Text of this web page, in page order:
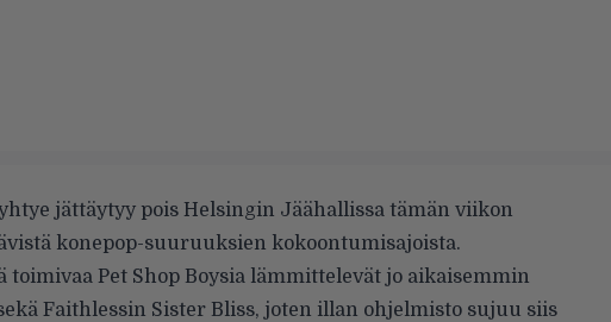
jättäytyy pois Helsingin Jäähallissa tämän viikon
konepop-suuruuksien kokoontumisajoista.
toimivaa Pet Shop Boysia lämmittelevät jo aikaisemmin
Faithlessin Sister Bliss, joten illan ohjelmisto sujuu siis